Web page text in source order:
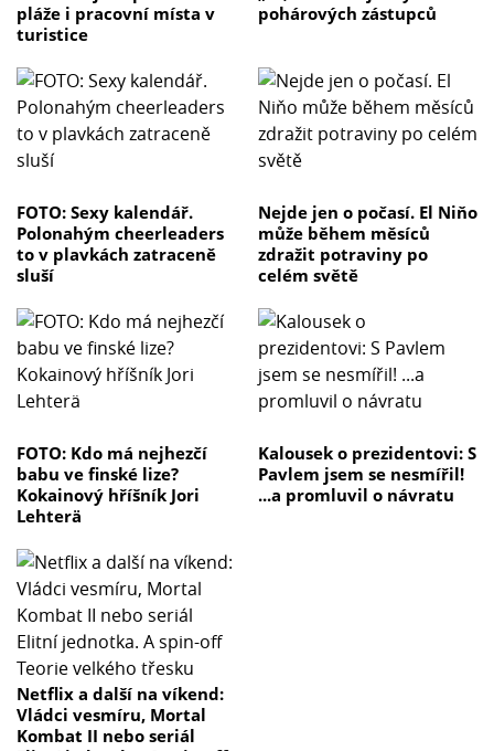
pláže i pracovní místa v
turistice
pohárových zástupců
FOTO: Sexy kalendář.
Polonahým cheerleaders
to v plavkách zatraceně
sluší
Nejde jen o počasí. El Niňo
může během měsíců
zdražit potraviny po
celém světě
FOTO: Kdo má nejhezčí
babu ve finské lize?
Kokainový hříšník Jori
Lehterä
Kalousek o prezidentovi: S
Pavlem jsem se nesmířil!
...a promluvil o návratu
Netflix a další na víkend:
Vládci vesmíru, Mortal
Kombat II nebo seriál